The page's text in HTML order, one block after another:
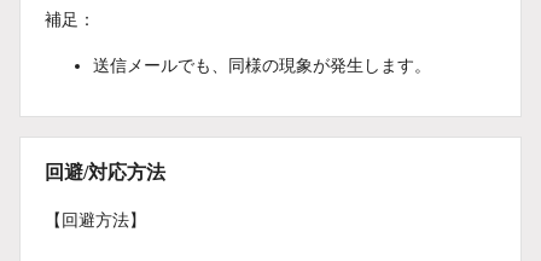
補足：
送信メールでも、同様の現象が発生します。
回避/対応方法
【回避方法】